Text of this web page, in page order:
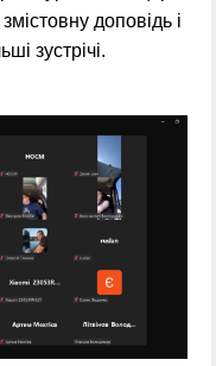
доповідь і
зустрічі.